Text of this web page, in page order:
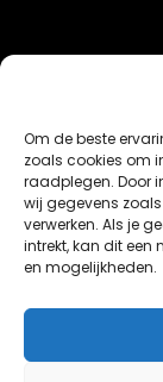
Om de beste
zoals cookies om
raadplegen. Door
wij gegevens
verwerken. Als je
intrekt, kan dit
en mogelijkheden.
maak je